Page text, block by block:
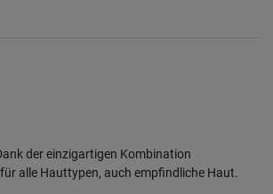
der einzigartigen Kombination
alle Hauttypen, auch empfindliche Haut.